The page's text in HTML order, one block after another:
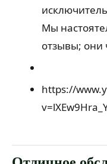
Мы
отзывы; они
https://